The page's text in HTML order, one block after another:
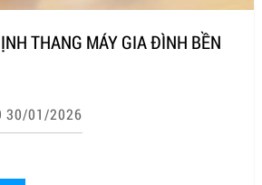
THANG MÁY GIA ĐÌNH BỀN
30/01/2026